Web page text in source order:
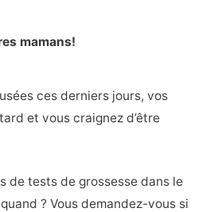
mamans!
ces derniers jours, vos
et vous craignez d’être
de tests de grossesse dans le
? Vous demandez-vous si